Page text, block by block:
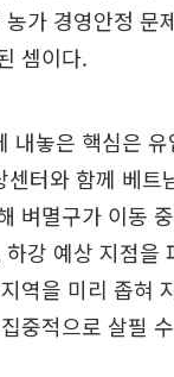
가 경영안정 문
셈이다.
내놓은 핵심은
센터와 함께 베트
벼멸구가 이동
강 예상 지점을
역을 미리 좁혀
중적으로 살필